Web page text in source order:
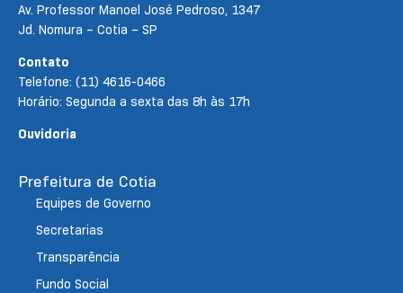
Av. Professor Manoel José Pedroso, 1347
Jd. Nomura – Cotia – SP
Contato
Telefone: (11) 4616-0466
Horário: Segunda a sexta das 8h às 17h
Ouvidoria
Prefeitura de Cotia
Equipes de Governo
Secretarias
Transparência
Fundo Social